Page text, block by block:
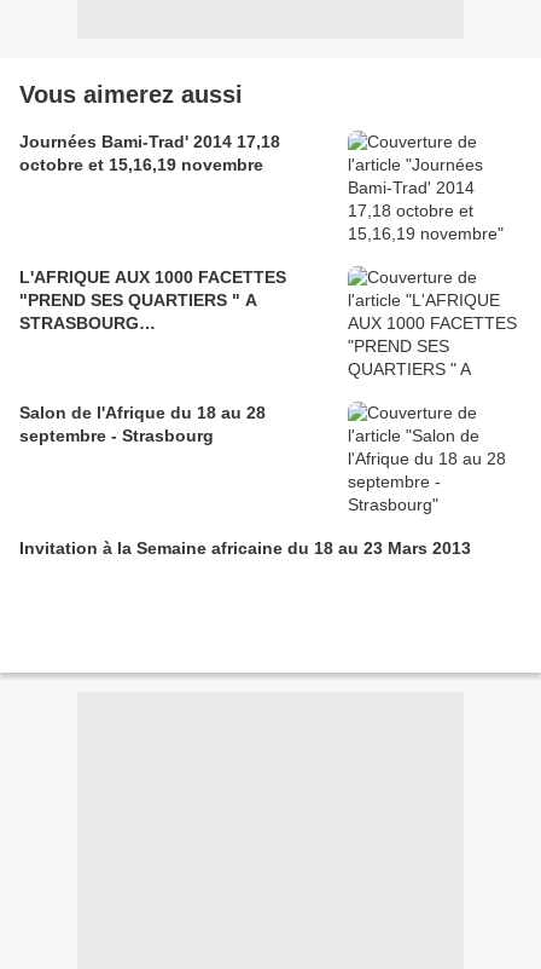
Vous aimerez aussi
Journées Bami-Trad' 2014 17,18
octobre et 15,16,19 novembre
L'AFRIQUE AUX 1000 FACETTES
"PREND SES QUARTIERS " A
STRASBOURG…
Salon de l'Afrique du 18 au 28
septembre - Strasbourg
Invitation à la Semaine africaine du 18 au 23 Mars 2013